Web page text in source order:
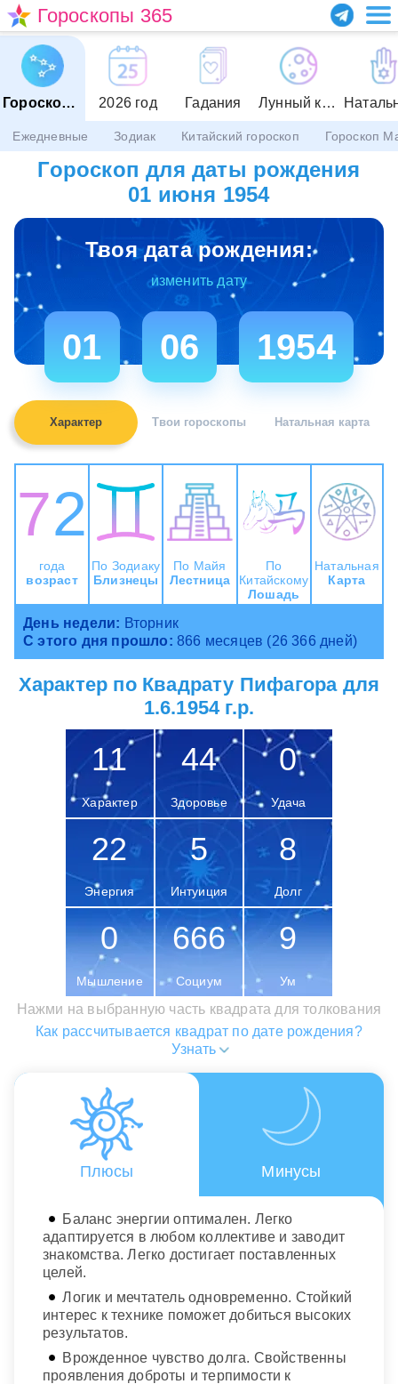
Гороскопы 365
Гороскопы 2026 год Гадания Лунный календарь
Ежедневные Зодиак Китайский гороскоп Гороскоп
Гороскоп для даты рождения
01 июня 1954
Твоя дата рождения:
изменить дату
01 06 1954
Характер Твои гороскопы Натальная карта
72
года
возраст
По Зодиаку
Близнецы
По Майя
Лестница
По
Китайскому
Лошадь
Натальная
Карта
День недели: Вторник
С этого дня прошло: 866 месяцев (26 366 дней)
Характер по Квадрату Пифагора для
1.6.1954 г.р.
11
Характер
44
Здоровье
0
Удача
22
Энергия
5
Интуиция
8
Долг
0
Мышление
666
Социум
9
Ум
Нажми на выбранную часть квадрата для толкования
Как рассчитывается квадрат по дате рождения?
Узнать
Плюсы Минусы
Баланс энергии оптимален. Легко
адаптируется в любом коллективе и заводит
знакомства. Легко достигает поставленных
целей.
Логик и мечтатель одновременно. Стойкий
интерес к технике поможет добиться высоких
результатов.
Врожденное чувство долга. Свойственны
проявления доброты и терпимости к